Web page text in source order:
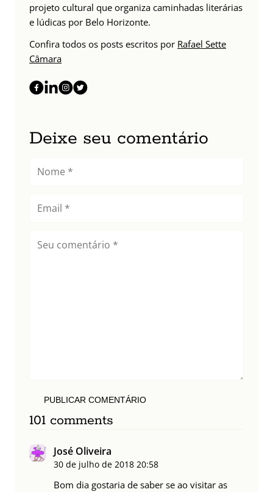
projeto cultural que organiza caminhadas literárias
e lúdicas por Belo Horizonte.
Confira todos os posts escritos por Rafael Sette
Câmara
Deixe seu comentário
PUBLICAR COMENTÁRIO
101 comments
José Oliveira
30 de julho de 2018 20:58
Bom dia gostaria de saber se ao visitar as